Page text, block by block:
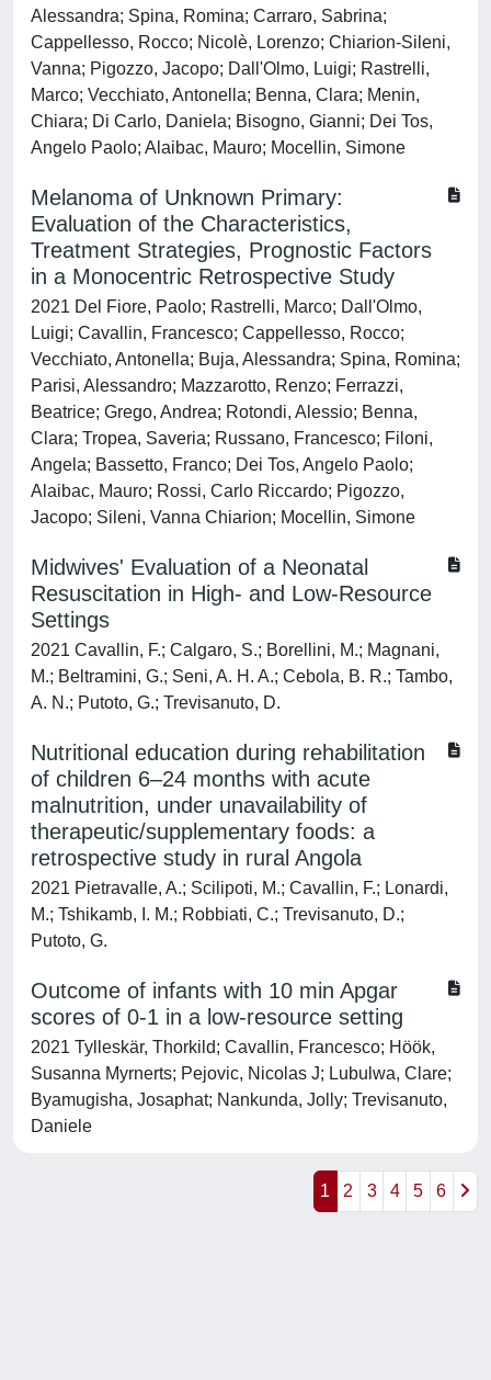
Alessandra; Spina, Romina; Carraro, Sabrina;
Cappellesso, Rocco; Nicolè, Lorenzo; Chiarion-Sileni,
Vanna; Pigozzo, Jacopo; Dall'Olmo, Luigi; Rastrelli,
Marco; Vecchiato, Antonella; Benna, Clara; Menin,
Chiara; Di Carlo, Daniela; Bisogno, Gianni; Dei Tos,
Angelo Paolo; Alaibac, Mauro; Mocellin, Simone
Melanoma of Unknown Primary:
Evaluation of the Characteristics,
Treatment Strategies, Prognostic Factors
in a Monocentric Retrospective Study
2021 Del Fiore, Paolo; Rastrelli, Marco; Dall'Olmo,
Luigi; Cavallin, Francesco; Cappellesso, Rocco;
Vecchiato, Antonella; Buja, Alessandra; Spina, Romina;
Parisi, Alessandro; Mazzarotto, Renzo; Ferrazzi,
Beatrice; Grego, Andrea; Rotondi, Alessio; Benna,
Clara; Tropea, Saveria; Russano, Francesco; Filoni,
Angela; Bassetto, Franco; Dei Tos, Angelo Paolo;
Alaibac, Mauro; Rossi, Carlo Riccardo; Pigozzo,
Jacopo; Sileni, Vanna Chiarion; Mocellin, Simone
Midwives' Evaluation of a Neonatal
Resuscitation in High- and Low-Resource
Settings
2021 Cavallin, F.; Calgaro, S.; Borellini, M.; Magnani,
M.; Beltramini, G.; Seni, A. H. A.; Cebola, B. R.; Tambo,
A. N.; Putoto, G.; Trevisanuto, D.
Nutritional education during rehabilitation
of children 6–24 months with acute
malnutrition, under unavailability of
therapeutic/supplementary foods: a
retrospective study in rural Angola
2021 Pietravalle, A.; Scilipoti, M.; Cavallin, F.; Lonardi,
M.; Tshikamb, I. M.; Robbiati, C.; Trevisanuto, D.;
Putoto, G.
Outcome of infants with 10 min Apgar
scores of 0-1 in a low-resource setting
2021 Tylleskär, Thorkild; Cavallin, Francesco; Höök,
Susanna Myrnerts; Pejovic, Nicolas J; Lubulwa, Clare;
Byamugisha, Josaphat; Nankunda, Jolly; Trevisanuto,
Daniele
1 2 3 4 5 6